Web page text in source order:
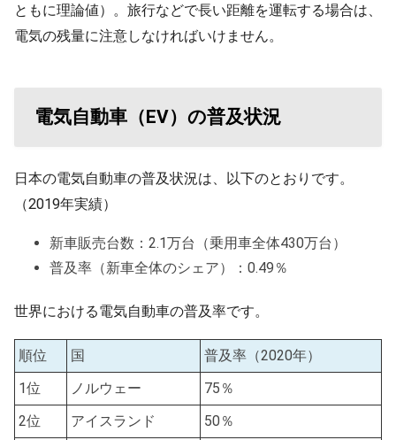
ともに理論値）。旅行などで長い距離を運転する場合は、
電気の残量に注意しなければいけません。
電気自動車（EV）の普及状況
日本の電気自動車の普及状況は、以下のとおりです。
（2019年実績）
新車販売台数：2.1万台（乗用車全体430万台）
普及率（新車全体のシェア）：0.49％
世界における電気自動車の普及率です。
順位 国
普及率（2020年）
1位
ノルウェー
75％
2位
アイスランド
50％